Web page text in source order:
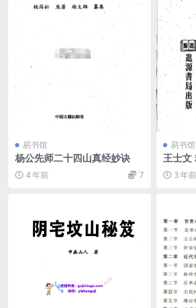
易书馆
杨公先师二十四山真经妙诀
4 年前 7
易书馆
王士文
3 年前